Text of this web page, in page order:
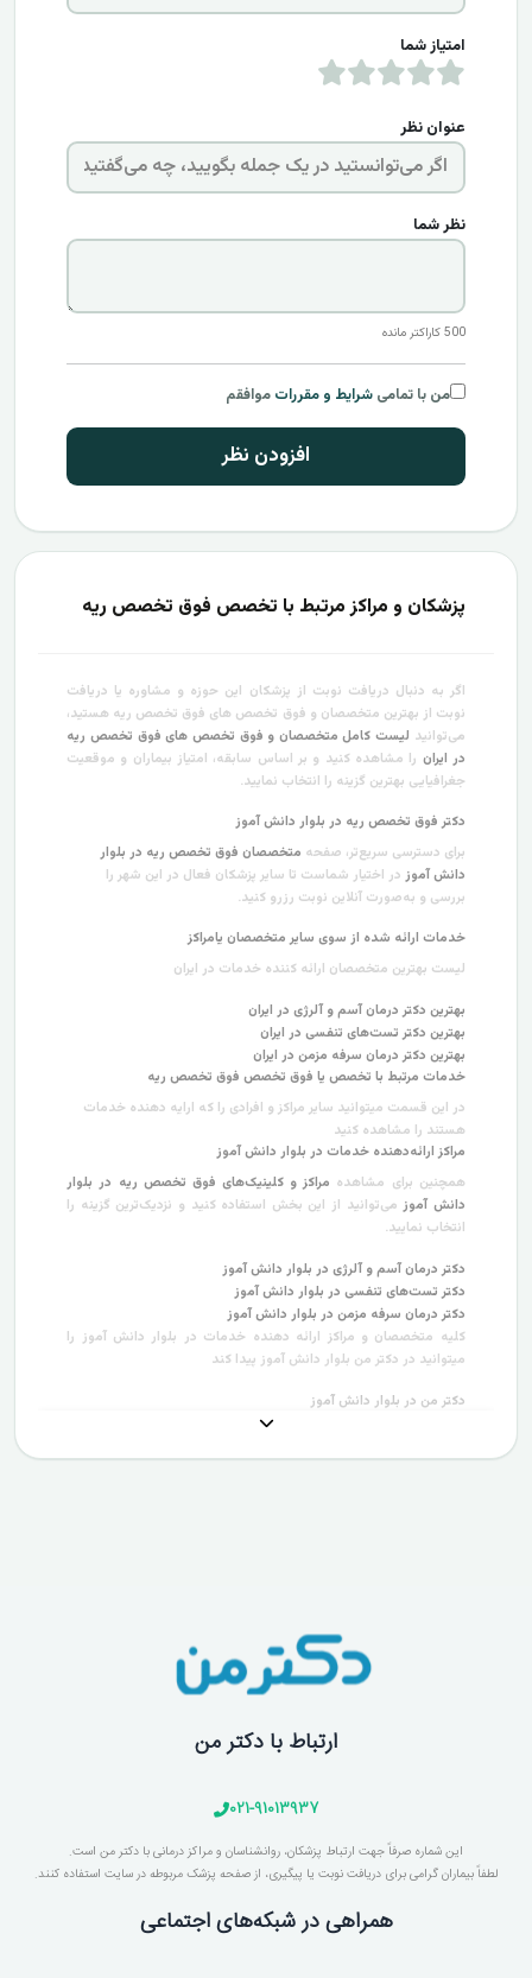
امتیاز شما
عنوان نظر
نظر شما
500کاراکتر مانده
من با تمامیشرایط و مقررات موافقم
افزودن نظر
پزشکان و مراکز مرتبط با تخصص فوق تخصص ریه
اگر به دنبال دریافت نوبت از پزشکان این حوزه و مشاوره یا دریافت
نوبت از بهترین متخصصان و فوق تخصص های فوق تخصص ریه هستید،
می‌توانید لیست کامل متخصصان و فوق تخصص های فوق تخصص ریه
در ایران را مشاهده کنید و بر اساس سابقه، امتیاز بیماران و موقعیت
جغرافیایی بهترین گزینه را انتخاب نمایید.
دکتر فوق تخصص ریه در بلوار دانش آموز
برای دسترسی سریع‌تر، صفحه متخصصان فوق تخصص ریه در بلوار
دانش آموز در اختیار شماست تا سایر پزشکان فعال در این شهر را
بررسی و به‌صورت آنلاین نوبت رزرو کنید.
خدمات ارائه شده از سوی سایر متخصصان یامراکز
لیست بهترین متخصصان ارائه کننده خدمات در ایران
بهترین دکتر درمان آسم و آلرژی در ایران
بهترین دکتر تست‌های تنفسی در ایران
بهترین دکتر درمان سرفه مزمن در ایران
خدمات مرتبط با تخصص یا فوق تخصص فوق تخصص ریه
در این قسمت میتوانید سایر مراکز و افرادی را که ارایه دهنده خدمات
هستند را مشاهده کنید
مراکز ارائه‌دهنده خدمات در بلوار دانش آموز
همچنین برای مشاهده مراکز و کلینیک‌های فوق تخصص ریه در بلوار
دانش آموزمی‌توانید از این بخش استفاده کنید و نزدیک‌ترین گزینه را
انتخاب نمایید.
دکتر درمان آسم و آلرژی در بلوار دانش آموز
دکتر تست‌های تنفسی در بلوار دانش آموز
دکتر درمان سرفه مزمن در بلوار دانش آموز
کلیه متخصصان و مراکز ارائه دهنده خدمات در بلوار دانش آموز را
میتوانید در دکتر من بلوار دانش آموز پیدا کند
دکتر من در بلوار دانش آموز
ارتباط با دکتر من
021-91013937
این شماره صرفاً جهت ارتباط پزشکان، روانشناسان و مراکز درمانی با دکتر من است.
لطفاً بیماران گرامی برای دریافت نوبت یا پیگیری، از صفحه پزشک مربوطه در سایت استفاده کنند.
همراهی در شبکه‌های اجتماعی